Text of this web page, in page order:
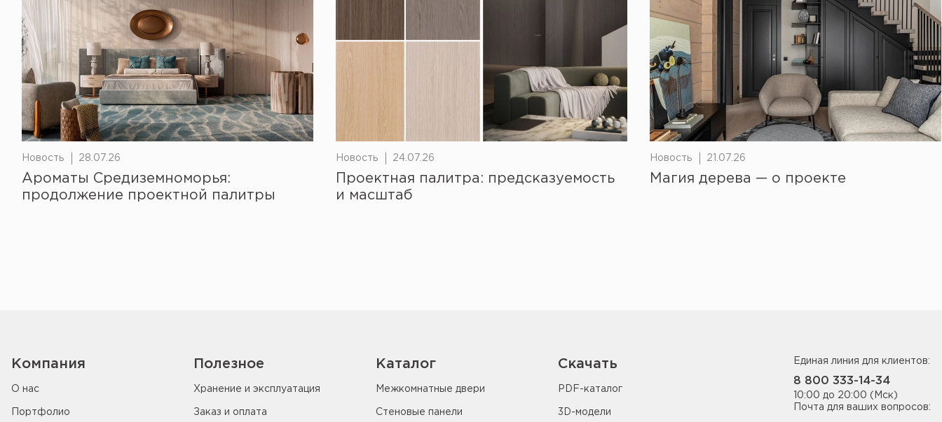
Новость 28.07.26
Ароматы Средиземноморья:
продолжение проектной палитры
Новость 24.07.26
Проектная палитра: предсказуемость
и масштаб
Новость 21.07.26
Магия дерева — о проекте
Компания
О нас
Портфолио
Полезное
Хранение и эксплуатация
Заказ и оплата
Каталог
Межкомнатные двери
Стеновые панели
Скачать
PDF-каталог
3D-модели
Единая линия для клиентов:
8 800 333-14-34
10:00 до 20:00 (Мск)
Почта для ваших вопросов: